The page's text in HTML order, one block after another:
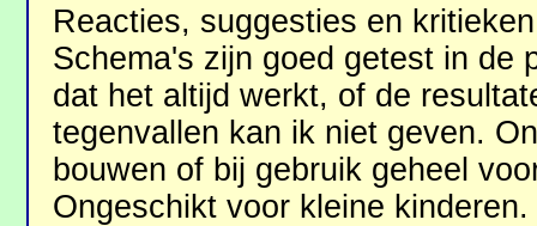
Reacties, suggesties en
Schema's zijn goed getest in de
dat het altijd werkt, of de
tegenvallen kan ik niet geven.
bouwen of bij gebruik geheel
Ongeschikt voor kleine kinderen.